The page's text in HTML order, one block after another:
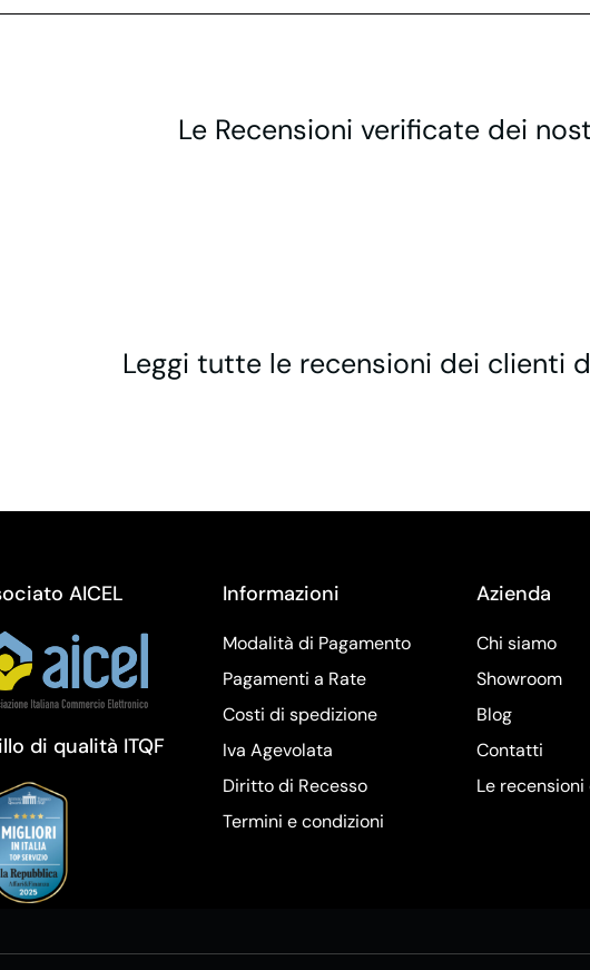
Le Recensioni verificate dei
Leggi tutte le recensioni dei clienti
AICEL
di qualità ITQF
Informazioni
Modalità di Pagamento
Pagamenti a Rate
Costi di spedizione
Iva Agevolata
Diritto di Recesso
Termini e condizioni
Azienda
Chi siamo
Showroom
Blog
Contatti
Le